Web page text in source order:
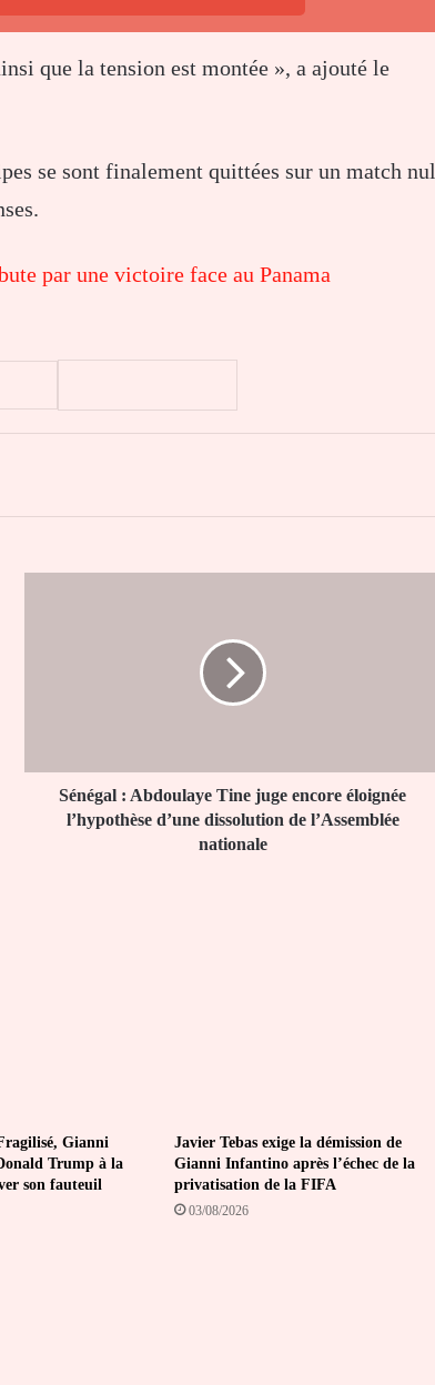
que la tension est montée », a ajouté le
se sont finalement quittées sur un match nul
par une victoire face au Panama
d’une
dissolution
Sénégal : Abdoulaye Tine juge encore éloignée
l’hypothèse d’une dissolution de l’Assemblée
nationale
Gianni
Trump à la
son fauteuil
Javier Tebas exige la démission de
Gianni Infantino après l’échec de la
privatisation de la FIFA
03/08/2026